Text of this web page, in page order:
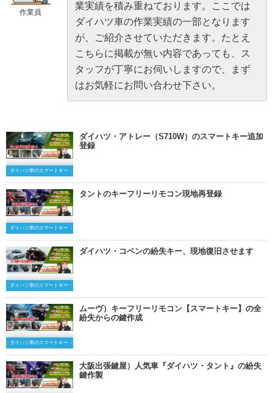
作業員
業実績を積み重ねております。ここでは
ダイハツ車の作業実績の一部となります
が、ご紹介させていただきます。たとえ
こちらに掲載が無い内容であっても、ス
タッフが丁寧にお伺いしますので、まず
はお気軽にお問い合わせ下さい。
ダイハツ車のスマートキー・キーレスキー
ダイハツ・アトレー（S710W）のスマートキー追加
登録
ダイハツ車のスマートキー・キーレスキー
タントのキーフリーリモコン現地再登録
ダイハツ車のスマートキー・キーレスキー
ダイハツ・コペンの紛失キー、現地復旧させます
ダイハツ車のスマートキー・キーレスキー
ムーヴ）キーフリーリモコン【スマートキー】の全
紛失からの鍵作成
大阪出張鍵屋）人気車『ダイハツ・タント』の紛失
鍵作製